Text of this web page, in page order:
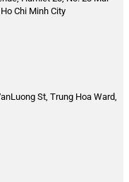
Chi Minh City
St, Trung Hoa Ward,